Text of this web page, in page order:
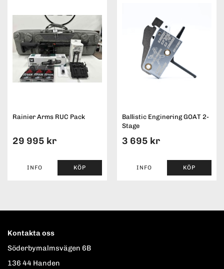
Rainier Arms RUC Pack
29 995 kr
INFO KÖP
Ballistic Enginering GOAT 2-
Stage
3 695 kr
INFO KÖP
Kontakta oss
Söderbymalmsvägen 6B
136 44 Handen